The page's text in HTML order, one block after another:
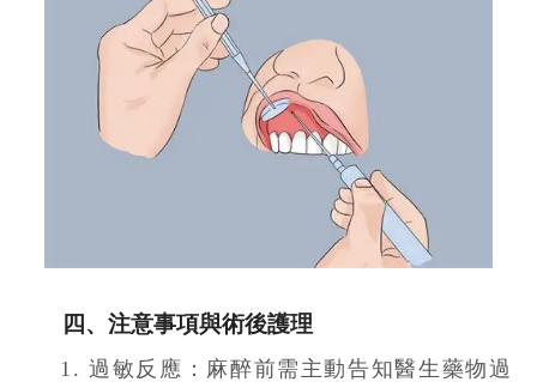
四、注意事項與術後護理
1. 過敏反應：麻醉前需主動告知醫生藥物過